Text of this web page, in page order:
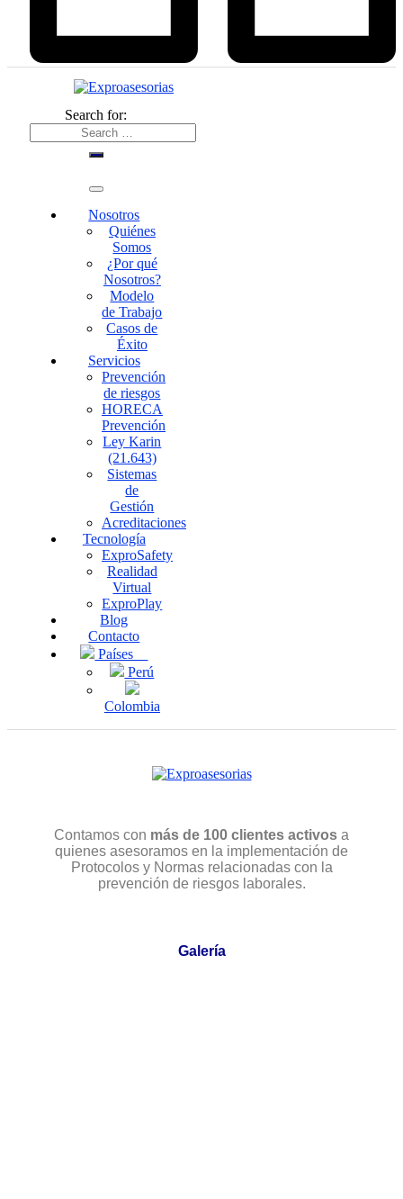
Search for:
Nosotros
Quiénes
Somos
¿Por qué
Nosotros?
Modelo
de Trabajo
Casos de
Éxito
Servicios
Prevención
de riesgos
HORECA
Prevención
Ley Karin
(21.643)
Sistemas
de
Gestión
Acreditaciones
Tecnología
ExproSafety
Realidad
Virtual
ExproPlay
Blog
Contacto
Países
Perú
Colombia
Contamos con más de 100 clientes activos a
quienes asesoramos en la implementación de
Protocolos y Normas relacionadas con la
prevención de riesgos laborales.
Galería